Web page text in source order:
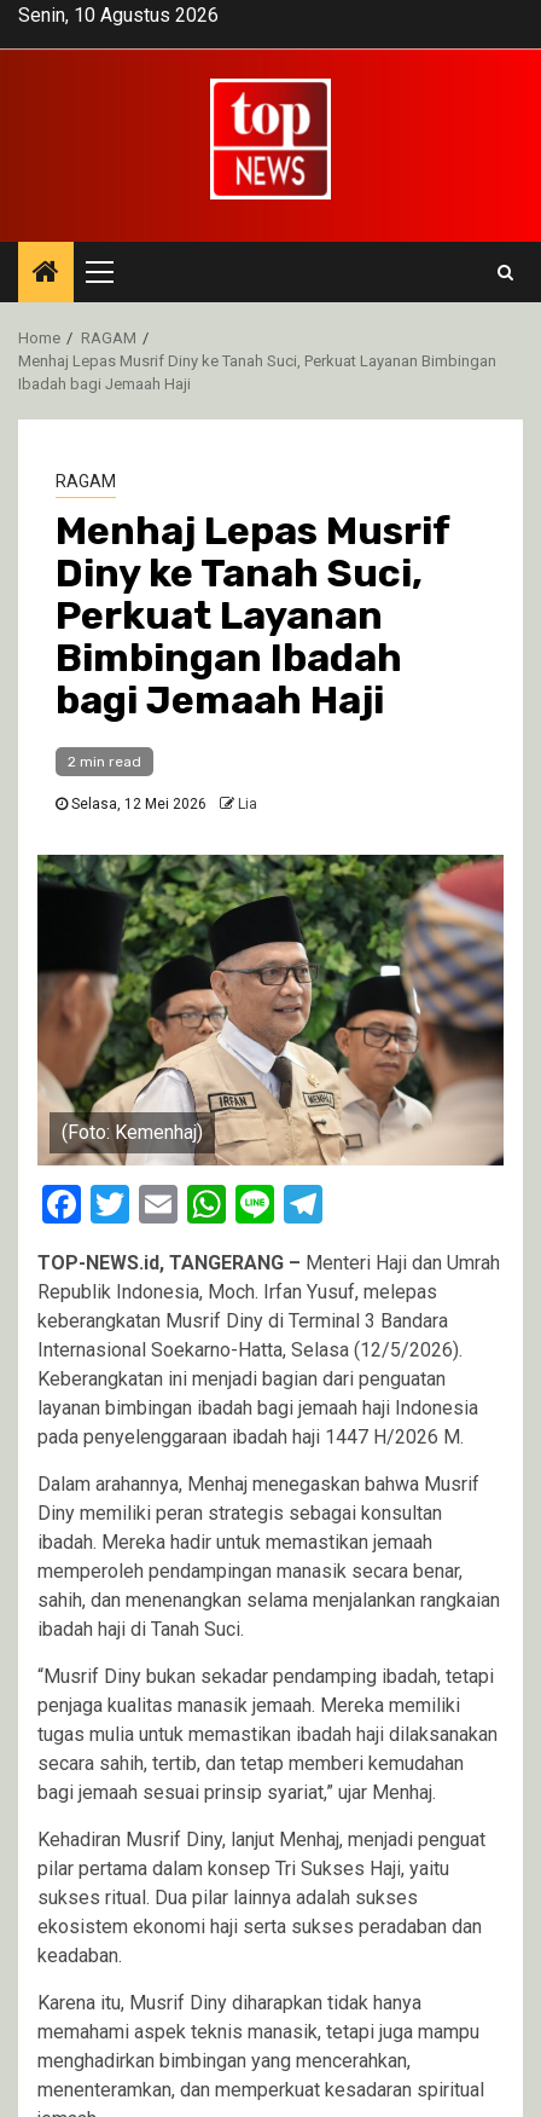
SkipSenin, 10 Agustus 2026
Primary
Menu
Home
RAGAM
Menhaj Lepas Musrif Diny ke Tanah Suci, Perkuat Layanan Bimbingan
Ibadah bagi Jemaah Haji
RAGAM
Menhaj Lepas Musrif
Diny ke Tanah Suci,
Perkuat Layanan
Bimbingan Ibadah
bagi Jemaah Haji
2 min read
Selasa, 12 Mei 2026 Lia
(Foto: Kemenhaj)
Facebook
Twitter
EmailWhatsApp
Line
TOP-NEWS.id, TANGERANG – Menteri Haji dan Umrah
Republik Indonesia, Moch. Irfan Yusuf, melepas
keberangkatan Musrif Diny di Terminal 3 Bandara
Internasional Soekarno-Hatta, Selasa (12/5/2026).
Keberangkatan ini menjadi bagian dari penguatan
layanan bimbingan ibadah bagi jemaah haji Indonesia
pada penyelenggaraan ibadah haji 1447 H/2026 M.
Dalam arahannya, Menhaj menegaskan bahwa Musrif
Diny memiliki peran strategis sebagai konsultan
ibadah. Mereka hadir untuk memastikan jemaah
memperoleh pendampingan manasik secara benar,
sahih, dan menenangkan selama menjalankan rangkaian
ibadah haji di Tanah Suci.
“Musrif Diny bukan sekadar pendamping ibadah, tetapi
penjaga kualitas manasik jemaah. Mereka memiliki
tugas mulia untuk memastikan ibadah haji dilaksanakan
secara sahih, tertib, dan tetap memberi kemudahan
bagi jemaah sesuai prinsip syariat,” ujar Menhaj.
Kehadiran Musrif Diny, lanjut Menhaj, menjadi penguat
pilar pertama dalam konsep Tri Sukses Haji, yaitu
sukses ritual. Dua pilar lainnya adalah sukses
ekosistem ekonomi haji serta sukses peradaban dan
keadaban.
Karena itu, Musrif Diny diharapkan tidak hanya
memahami aspek teknis manasik, tetapi juga mampu
menghadirkan bimbingan yang mencerahkan,
menenteramkan, dan memperkuat kesadaran spiritual